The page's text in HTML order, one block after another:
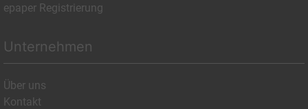
epaper Registrierung
Unternehmen
Über uns
Kontakt